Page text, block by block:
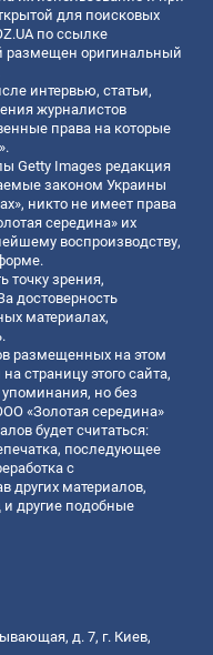
для поисковых
по ссылке
размещен оригинальный
интервью, статьи,
журналистов
права на которые
Getty Images редакция
законом Украины
никто не имеет права
середина» их
воспроизводству,
точку зрения,
достоверность
материалах,
размещенных на этом
страницу этого сайта,
упоминания, но без
«Золотая середина»
будет считаться:
последующее
с
других материалов,
и другие подобные
д. 7, г. Киев,